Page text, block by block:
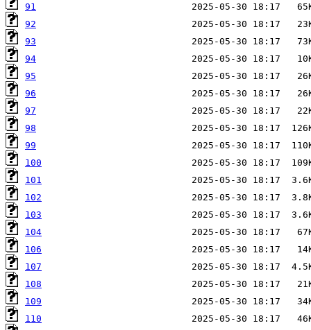
91
92
93
94
95
96
97
98
99
100
101
102
103
104
106
107
108
109
110